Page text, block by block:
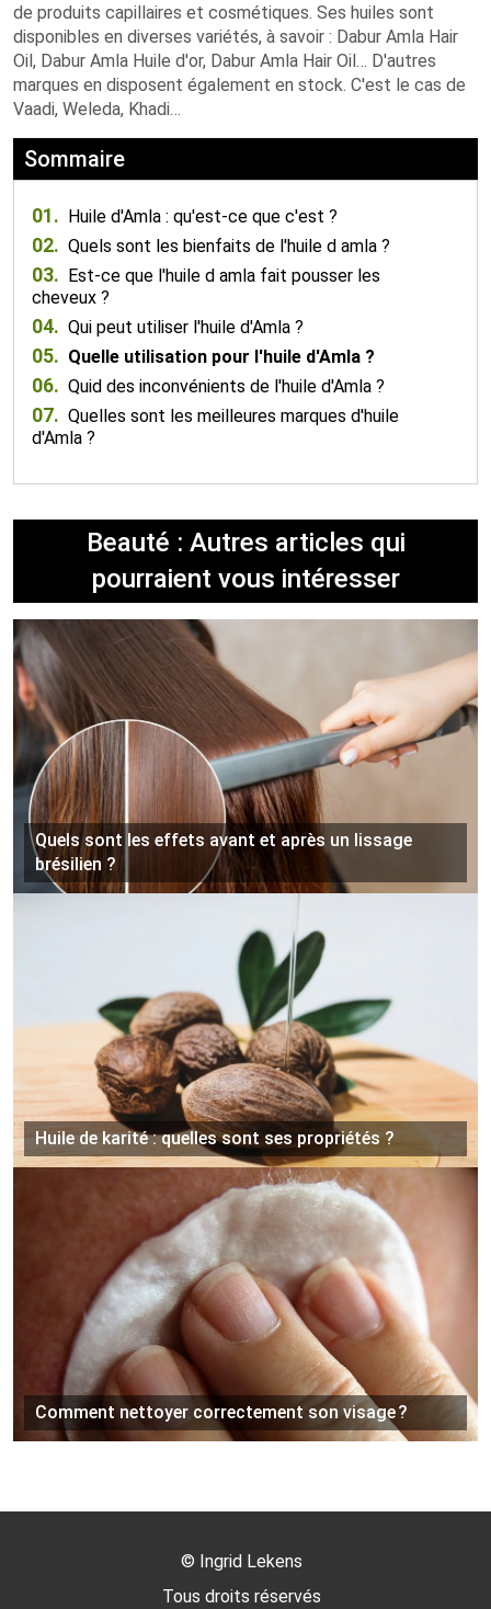
de produits capillaires et cosmétiques. Ses huiles sont
disponibles en diverses variétés, à savoir : Dabur Amla Hair
Oil, Dabur Amla Huile d'or, Dabur Amla Hair Oil… D'autres
marques en disposent également en stock. C'est le cas de
Vaadi, Weleda, Khadi…
Sommaire
01. Huile d'Amla : qu'est-ce que c'est ?
02. Quels sont les bienfaits de l'huile d amla ?
03. Est-ce que l'huile d amla fait pousser les
cheveux ?
04. Qui peut utiliser l'huile d'Amla ?
05. Quelle utilisation pour l'huile d'Amla ?
06. Quid des inconvénients de l'huile d'Amla ?
07. Quelles sont les meilleures marques d'huile
d'Amla ?
Beauté : Autres articles qui
pourraient vous intéresser
Quels sont les effets avant et après un lissage
brésilien ?
Huile de karité : quelles sont ses propriétés ?
Comment nettoyer correctement son visage ?
© Ingrid Lekens
Tous droits réservés